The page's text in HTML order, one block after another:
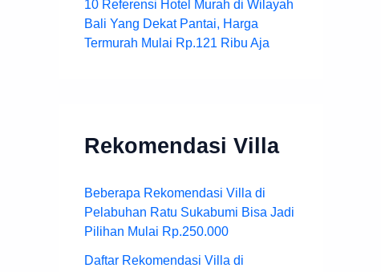
10 Referensi Hotel Murah di Wilayah
Bali Yang Dekat Pantai, Harga
Termurah Mulai Rp.121 Ribu Aja
Rekomendasi Villa
Beberapa Rekomendasi Villa di
Pelabuhan Ratu Sukabumi Bisa Jadi
Pilihan Mulai Rp.250.000
Daftar Rekomendasi Villa di